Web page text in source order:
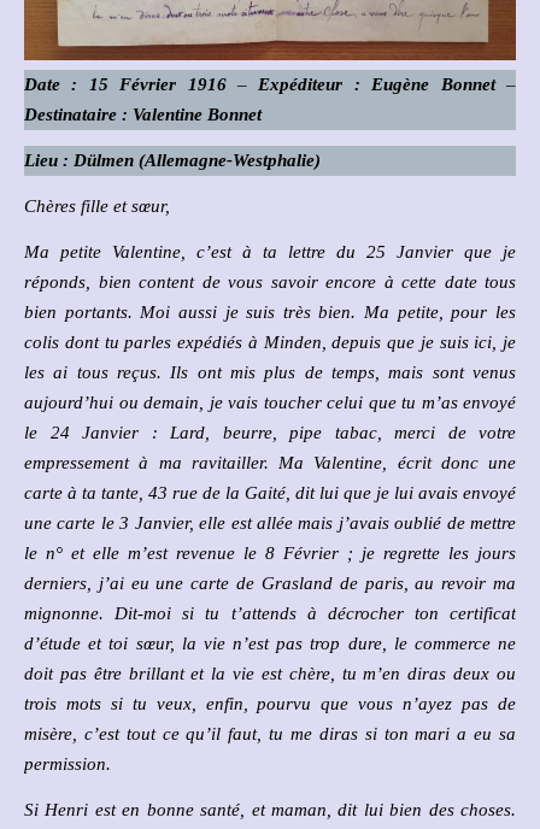
Date : 15 Février 1916 – Expéditeur : Eugène Bonnet–
Destinataire : Valentine Bonnet
Lieu : Dülmen (Allemagne-Westphalie)
Chères fille et sœur,
Ma petite Valentine, c’est à ta lettre du 25 Janvier que je
réponds, bien content de vous savoir encore à cette date tous
bien portants. Moi aussi je suis très bien. Ma petite, pour les
colis dont tu parles expédiés à Minden, depuis que je suis ici, je
les ai tous reçus. Ils ont mis plus de temps, mais sont venus
aujourd’hui ou demain, je vais toucher celui que tu m’as envoyé
le 24 Janvier : Lard, beurre, pipe tabac, merci de votre
empressement à ma ravitailler. Ma Valentine, écrit donc une
carte à ta tante, 43 rue de la Gaité, dit lui que je lui avais envoyé
une carte le 3 Janvier, elle est allée mais j’avais oublié de mettre
le n° et elle m’est revenue le 8 Février ; je regrette les jours
derniers, j’ai eu une carte de Grasland de paris, au revoir ma
mignonne. Dit-moi si tu t’attends à décrocher ton certificat
d’étude et toi sœur, la vie n’est pas trop dure, le commerce ne
doit pas être brillant et la vie est chère, tu m’en diras deux ou
trois mots si tu veux, enfin, pourvu que vous n’ayez pas de
misère, c’est tout ce qu’il faut, tu me diras si ton mari a eu sa
permission.
Si Henri est en bonne santé, et maman, dit lui bien des choses.